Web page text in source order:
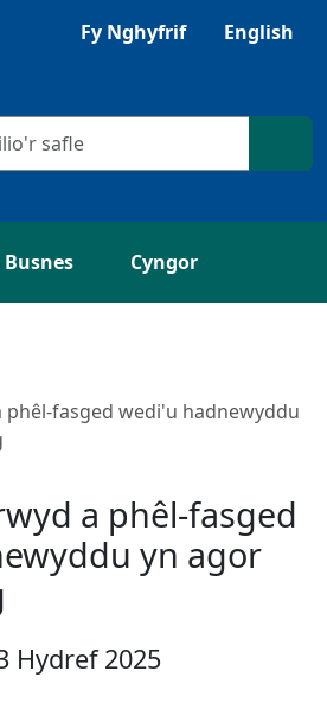
gyda Browsealoud
Fy Nghyfrif English
chwilio
Busnes Cyngor
phêl-fasged wedi'u hadnewyddu
a phêl-fasged
yn agor
Hydref 2025